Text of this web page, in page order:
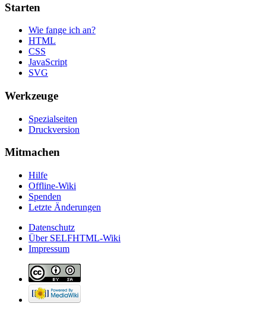
Starten
Wie fange ich an?
HTML
CSS
JavaScript
SVG
Werkzeuge
Spezialseiten
Druckversion
Mitmachen
Hilfe
Offline-Wiki
Spenden
Letzte Änderungen
Datenschutz
Über SELFHTML-Wiki
Impressum